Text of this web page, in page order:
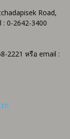
Road,
: 0-2642-3400
2221 หรือ email :